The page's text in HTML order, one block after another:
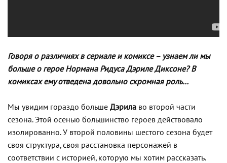
Говоря о различиях в сериале и комиксе – узнаем ли мы
больше о герое Нормана Ридуса Дэриле Диксоне? В
комиксах ему отведена довольно скромная роль…
Мы увидим гораздо больше Дэрила во второй части
сезона. Этой осенью большинство героев действовало
изолированно. У второй половины шестого сезона будет
своя структура, своя расстановка персонажей в
соответствии с историей, которую мы хотим рассказать.